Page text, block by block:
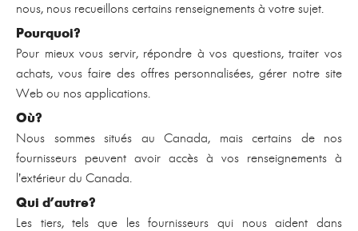
nous, nous recueillons certains renseignements à votre sujet.
Pourquoi?
Pour mieux vous servir, répondre à vos questions, traiter vos
achats, vous faire des offres personnalisées, gérer notre site
Web ou nos applications.
Où?
Nous sommes situés au Canada, mais certains de nos
fournisseurs peuvent avoir accès à vos renseignements à
l’extérieur du Canada.
Qui d’autre?
Les tiers, tels que les fournisseurs qui nous aident dans